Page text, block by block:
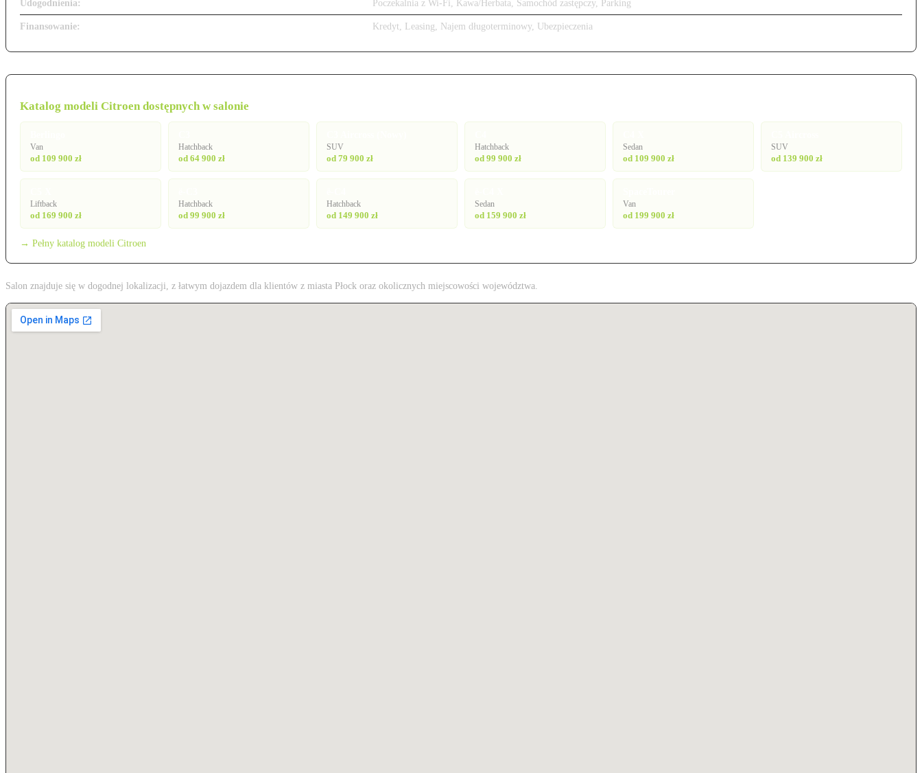
Udogodnienia: Poczekalnia z Wi-Fi, Kawa/Herbata, Samochód zastępczy, Parking
Finansowanie: Kredyt, Leasing, Najem długoterminowy, Ubezpieczenia
Katalog modeli Citroen dostępnych w salonie
Van
od 109 900 zł
Hatchback
od 64 900 zł
SUV
od 79 900 zł
Hatchback
od 99 900 zł
Sedan
od 109 900 zł
SUV
od 139 900 zł
Liftback
od 169 900 zł
Hatchback
od 99 900 zł
Hatchback
od 149 900 zł
Sedan
od 159 900 zł
Van
od 199 900 zł
→ Pełny katalog modeli Citroen
Salon znajduje się w dogodnej lokalizacji, z łatwym dojazdem dla klientów z miasta Płock oraz okolicznych miejscowości województwa.